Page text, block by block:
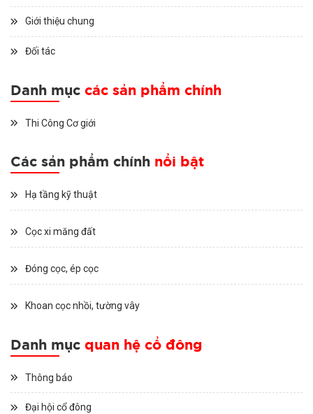
Giới thiệu chung
Đối tác
Danh mục các sản phẩm chính
Thi Công Cơ giới
Các sản phẩm chính nổi bật
Hạ tầng kỹ thuật
Cọc xi măng đất
Đóng cọc, ép cọc
Khoan cọc nhồi, tường vây
Danh mục quan hệ cổ đông
Thông báo
Đại hội cổ đông